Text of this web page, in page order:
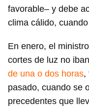
favorable– y debe
clima cálido,
En enero, el
cortes de luz no
de una o dos horas,
pasado, cuando se
precedentes que